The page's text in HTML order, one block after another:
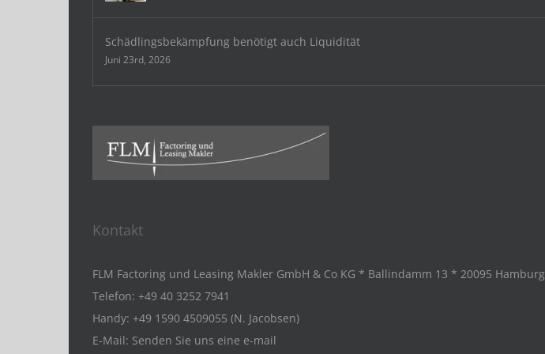
Schädlingsbekämpfung benötigt auch Liquidität
Juni 23rd, 2026
Kontakt
FLM Factoring und Leasing Makler GmbH & Co KG * Ballindamm 13 * 20095 Hamburg
Telefon: +49 40 3252 7941
Handy: +49 1590 4509055 (N. Jacobsen)
E-Mail: Senden Sie uns eine e-mail